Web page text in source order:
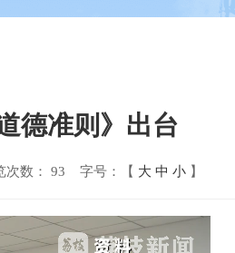
德准则》出台
次数： 93 字号：【 大 中 小】